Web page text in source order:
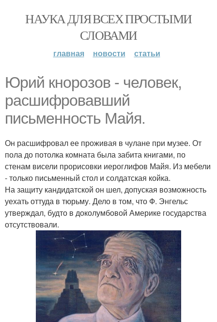
НАУКА ДЛЯ ВСЕХ ПРОСТЫМИ
СЛОВАМИ
главная новости статьи
Юрий кнорозов - человек,
расшифровавший
письменность Майя.
Он расшифровал ее проживая в чулане при музее. От
пола до потолка комната была забита книгами, по
стенам висели прорисовки иероглифов Майя. Из мебели
- только письменный стол и солдатская койка.
На защиту кандидатской он шел, допуская возможность
уехать оттуда в тюрьму. Дело в том, что Ф. Энгельс
утверждал, будто в доколумбовой Америке государства
отсутствовали.